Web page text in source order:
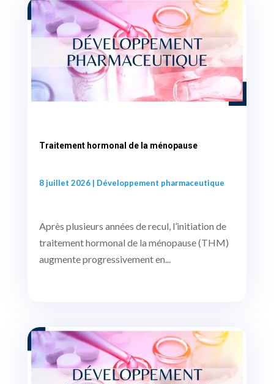
Traitement hormonal de la ménopause
8 juillet 2026| Développement pharmaceutique
Après plusieurs années de recul, l’initiation de
traitement hormonal de la ménopause (THM)
augmente progressivement en...